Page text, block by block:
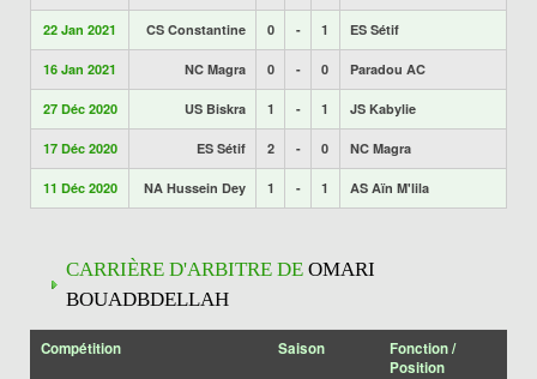
22 Jan 2021 CS Constantine 0 - 1 ES Sétif
16 Jan 2021 NC Magra 0 - 0 Paradou AC
27 Déc 2020 US Biskra 1 - 1 JS Kabylie
17 Déc 2020 ES Sétif 2 - 0 NC Magra
11 Déc 2020 NA Hussein Dey 1 - 1 AS Aïn M'lila
CARRIÈRE D'ARBITRE DE OMARI
BOUADBDELLAH
Compétition Saison
Fonction /
Position